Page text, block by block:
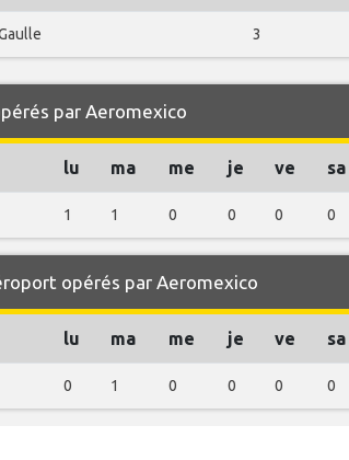
3
par Aeromexico
lu ma me je ve sa
1 1 0 0 0 0
opérés par Aeromexico
lu ma me je ve sa
0 1 0 0 0 0